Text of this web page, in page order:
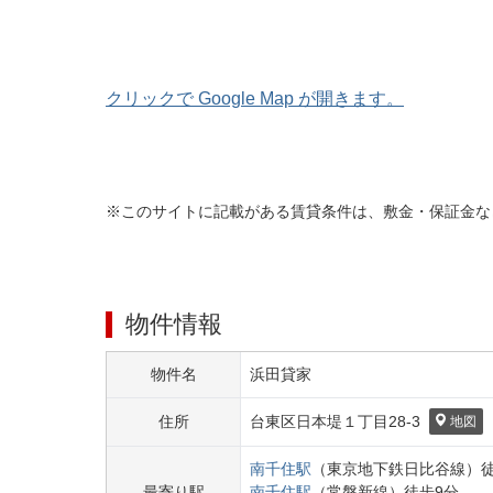
クリックで Google Map が開きます。
※このサイトに記載がある賃貸条件は、敷金・保証金
物件情報
物件名 浜田貸家
住所 台東区日本堤１丁目 28-3 地図
南千住駅 （東京地下鉄日比谷線）